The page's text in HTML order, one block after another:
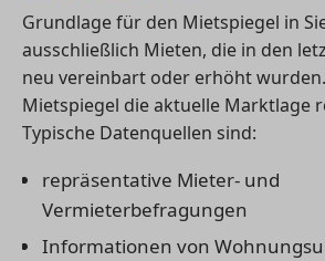
Grundlage für den Mietspiegel in
ausschließlich Mieten, die in den
neu vereinbart oder erhöht
Mietspiegel die aktuelle Marktlage
Typische Datenquellen sind:
repräsentative Mieter- und
Vermieterbefragungen
Informationen von